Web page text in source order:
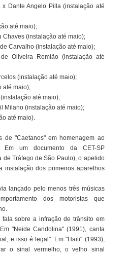
x Dante Angelo Pilla (instalação até
até maio);
Chaves (instalação até maio);
Carvalho (instalação até maio);
Oliveira Remião (instalação até
(instalação até maio);
até maio);
até maio);
Milano (instalação até maio);
até maio).
de "Caetanos" em homenagem ao
Em um documento da CET-SP
de Tráfego de São Paulo), o apelido
instalação dos primeiros aparelhos
lançado pelo menos três músicas
dos motoristas que
sobre a infração de trânsito em
"Neide Candolina" (1991), canta
e isso é legal". Em "Haiti" (1993),
o sinal vermelho, o velho sinal